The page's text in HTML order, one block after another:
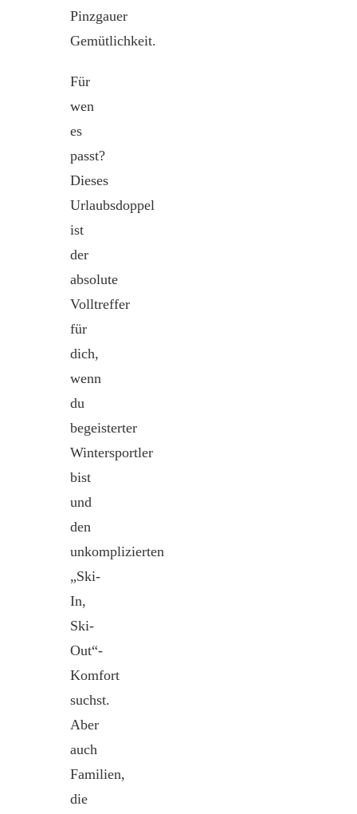
Pinzgauer
Gemütlichkeit.
Für
wen
es
passt?
Dieses
Urlaubsdoppel
ist
der
absolute
Volltreffer
für
dich,
wenn
du
begeisterter
Wintersportler
bist
und
den
unkomplizierten
„Ski-
In,
Ski-
Out“-
Komfort
suchst.
Aber
auch
Familien,
die